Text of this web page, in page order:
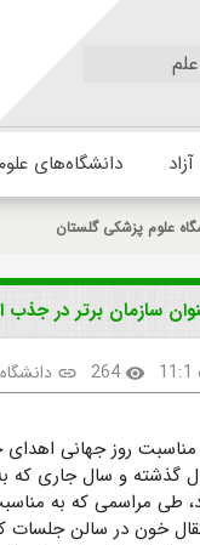
دانشگاه‌های
علوم پزشکی گلستان
سازمان برتر در جذب
visibility
264
link
مناسبت روز جهانی
گذشته و سال جاری که
طی مراسمی که به
خون در سالن جلسات